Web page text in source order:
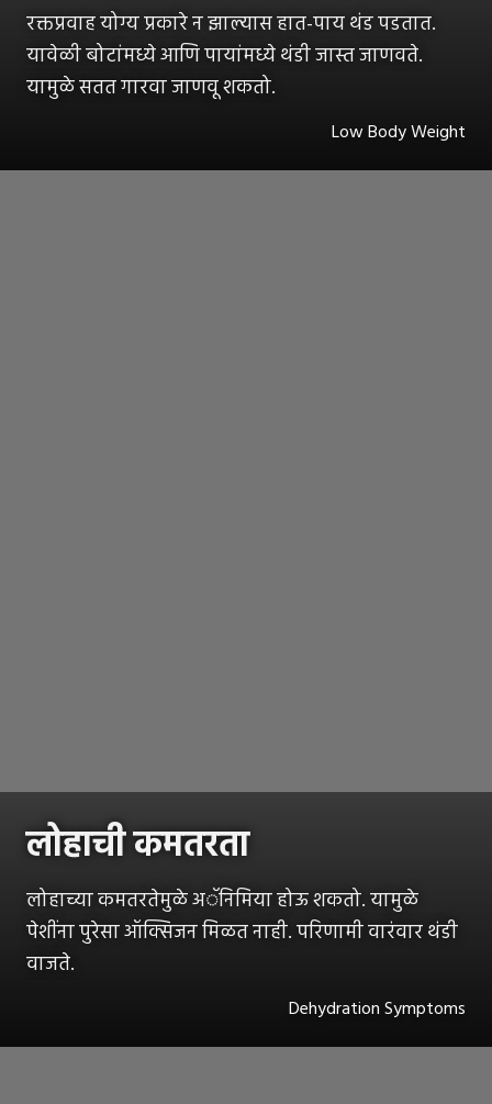
रक्तप्रवाह योग्य प्रकारे न झाल्यास हात-पाय थंड पडतात.
यावेळी बोटांमध्ये आणि पायांमध्ये थंडी जास्त जाणवते.
यामुळे सतत गारवा जाणवू शकतो.
Low Body Weight
लोहाची कमतरता
लोहाच्या कमतरतेमुळे अॅनिमिया होऊ शकतो. यामुळे
पेशींना पुरेसा ऑक्सिजन मिळत नाही. परिणामी वारंवार थंडी
वाजते.
Dehydration Symptoms